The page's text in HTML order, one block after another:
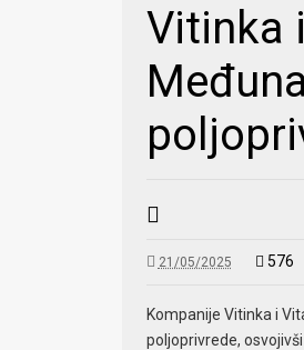
Vitinka
21/05/2025 576
Kompanije Vitinka i
poljoprivrede,